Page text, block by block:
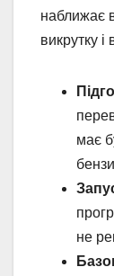
наближає
викрутку і
має
не